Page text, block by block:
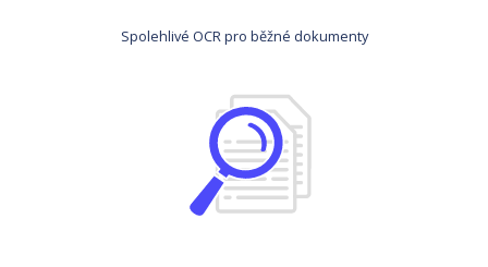
Spolehlivé OCR pro běžné dokumenty